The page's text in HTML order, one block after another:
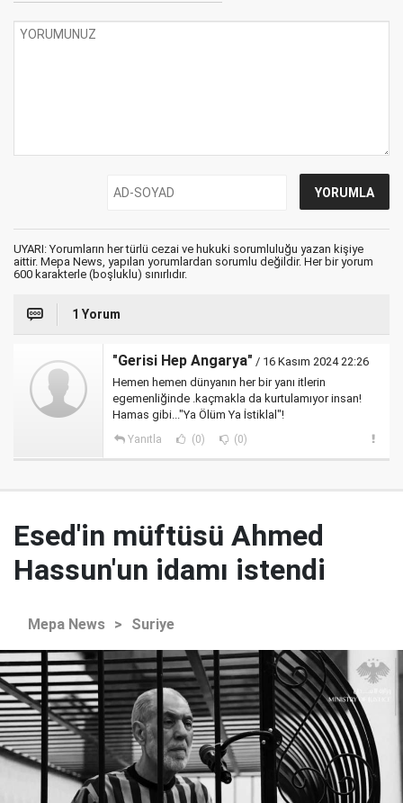
UYARI: Yorumların her türlü cezai ve hukuki sorumluluğu yazan kişiye
aittir. Mepa News, yapılan yorumlardan sorumlu değildir. Her bir yorum
600 karakterle (boşluklu) sınırlıdır.
1 Yorum
"Gerisi Hep Angarya" / 16 Kasım 2024 22:26
Hemen hemen dünyanın her bir yanı itlerin
egemenliğinde .kaçmakla da kurtulamıyor insan!
Hamas gibi..."Ya Ölüm Ya İstiklal"!
Yanıtla (0) (0)
Esed'in müftüsü Ahmed
Hassun'un idamı istendi
Mepa News > Suriye